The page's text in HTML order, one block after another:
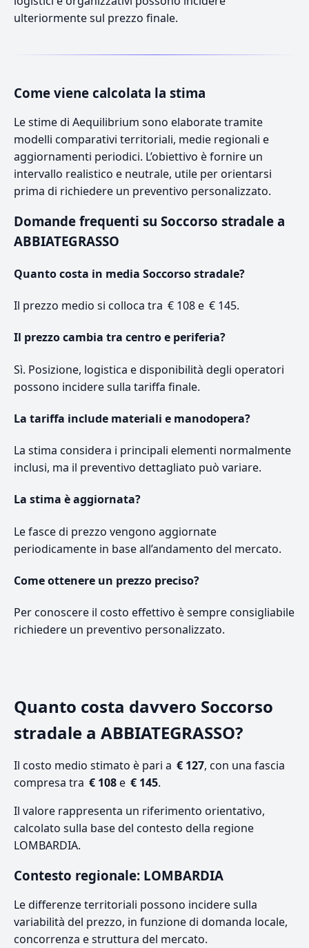
ulteriormente sul prezzo finale.
Come viene calcolata la stima
Le stime di Aequilibrium sono elaborate tramite
modelli comparativi territoriali, medie regionali e
aggiornamenti periodici. L’obiettivo è fornire un
intervallo realistico e neutrale, utile per orientarsi
prima di richiedere un preventivo personalizzato.
Domande frequenti su Soccorso stradale a
ABBIATEGRASSO
Quanto costa in media Soccorso stradale?
Il prezzo medio si colloca tra € 108 e € 145.
Il prezzo cambia tra centro e periferia?
Sì. Posizione, logistica e disponibilità degli operatori
possono incidere sulla tariffa finale.
La tariffa include materiali e manodopera?
La stima considera i principali elementi normalmente
inclusi, ma il preventivo dettagliato può variare.
La stima è aggiornata?
Le fasce di prezzo vengono aggiornate
periodicamente in base all’andamento del mercato.
Come ottenere un prezzo preciso?
Per conoscere il costo effettivo è sempre consigliabile
richiedere un preventivo personalizzato.
Quanto costa davvero Soccorso
stradale a ABBIATEGRASSO?
Il costo medio stimato è pari a € 127, con una fascia
compresa tra € 108e € 145.
Il valore rappresenta un riferimento orientativo,
calcolato sulla base del contesto della regione
LOMBARDIA.
Contesto regionale: LOMBARDIA
Le differenze territoriali possono incidere sulla
variabilità del prezzo, in funzione di domanda locale,
concorrenza e struttura del mercato.